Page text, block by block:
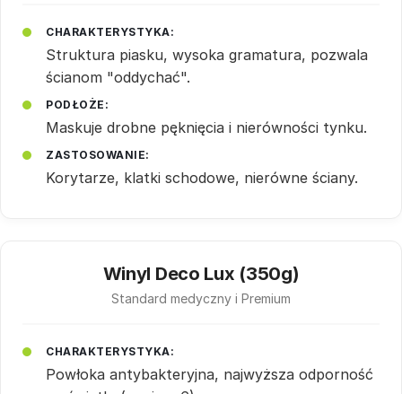
CHARAKTERYSTYKA:
Struktura piasku, wysoka gramatura, pozwala
ścianom "oddychać".
PODŁOŻE:
Maskuje drobne pęknięcia i nierówności tynku.
ZASTOSOWANIE:
Korytarze, klatki schodowe, nierówne ściany.
Winyl Deco Lux (350g)
Standard medyczny i Premium
CHARAKTERYSTYKA:
Powłoka antybakteryjna, najwyższa odporność